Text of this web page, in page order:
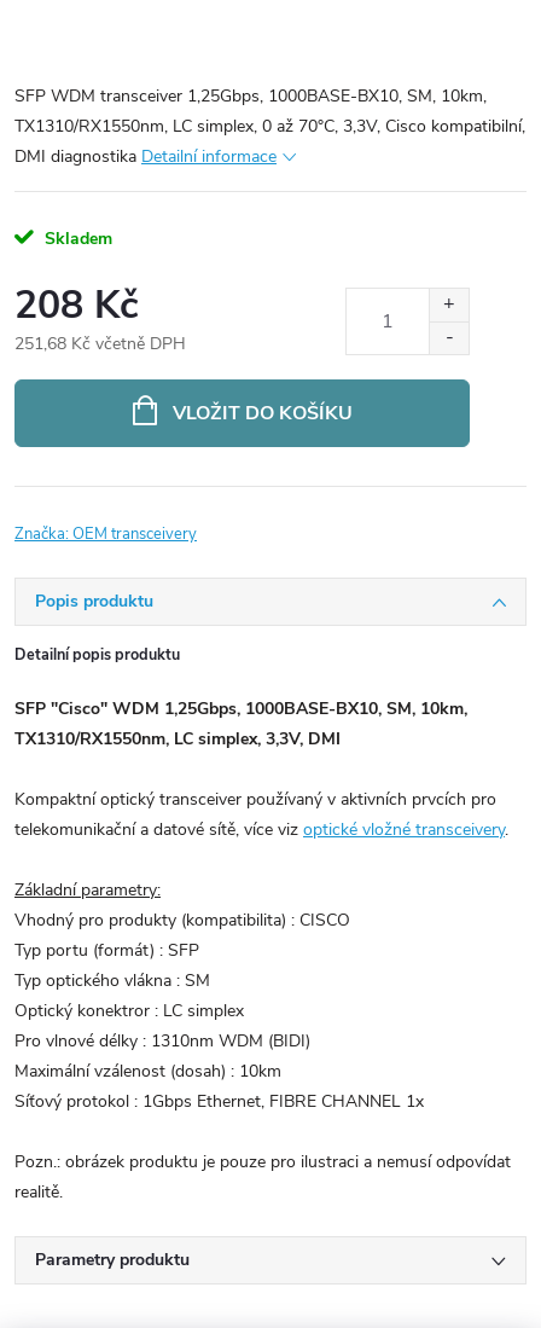
SFP WDM transceiver 1,25Gbps, 1000BASE-BX10, SM, 10km,
TX1310/RX1550nm, LC simplex, 0 až 70°C, 3,3V, Cisco kompatibilní,
DMI diagnostika Detailní informace
Skladem
208 Kč
251,68 Kč včetně DPH
VLOŽIT DO KOŠÍKU
Značka:OEM transceivery
Popis produktu
Detailní popis produktu
SFP "Cisco" WDM 1,25Gbps, 1000BASE-BX10, SM, 10km,
TX1310/RX1550nm, LC simplex, 3,3V, DMI
Kompaktní optický transceiver používaný v aktivních prvcích pro
telekomunikační a datové sítě, více viz optické vložné transceivery.
Základní parametry:
Vhodný pro produkty (kompatibilita) : CISCO
Typ portu (formát) : SFP
Typ optického vlákna : SM
Optický konektror : LC simplex
Pro vlnové délky : 1310nm WDM (BIDI)
Maximální vzálenost (dosah) : 10km
Síťový protokol : 1Gbps Ethernet, FIBRE CHANNEL 1x
Pozn.: obrázek produktu je pouze pro ilustraci a nemusí odpovídat
realitě.
Parametry produktu